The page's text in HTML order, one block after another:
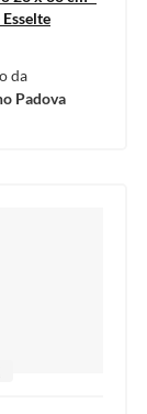
da
Padova